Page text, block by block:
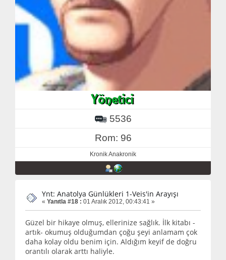
5536
Rom: 96
Kronik Anakronik
Ynt: Anatolya Günlükleri 1-Veis'in Arayışı
« Yanıtla #18 : 01 Aralık 2012, 00:43:41 »
Güzel bir hikaye olmuş, ellerinize sağlık. İlk kitabı -
artık- okumuş olduğumdan çoğu şeyi anlamam çok
daha kolay oldu benim için. Aldığım keyif de doğru
orantılı olarak arttı haliyle.